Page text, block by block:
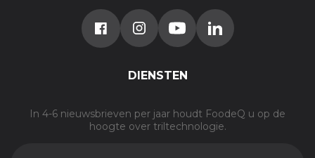
DIENSTEN
In 4-6 nieuwsbrieven per jaar houdt FoodeQ u op de
hoogte over triltechnologie.